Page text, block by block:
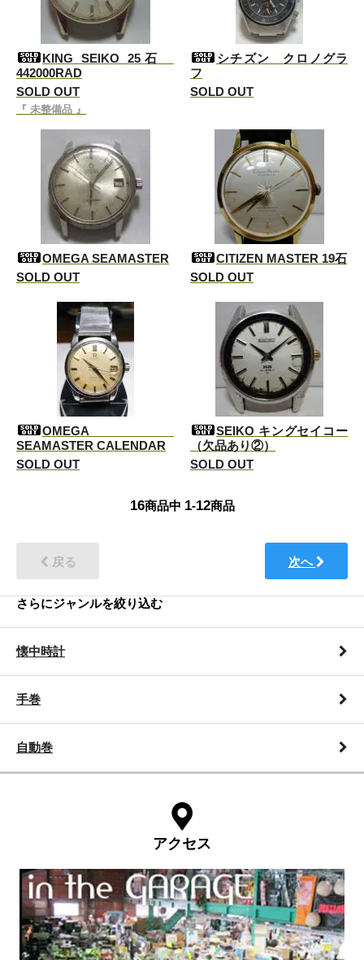
KING SEIKO 25石
442000RAD
SOLD OUT
『 未整備品 』
シチズン クロノグラ
フ
SOLD OUT
OMEGA SEAMASTER
SOLD OUT
CITIZEN MASTER 19石
SOLD OUT
OMEGA
SEAMASTER CALENDAR
SOLD OUT
SEIKO キングセイコー
（欠品あり②）
SOLD OUT
16商品中 1-12商品
戻る 次へ
さらにジャンルを絞り込む
懐中時計
手巻
自動巻
アクセス